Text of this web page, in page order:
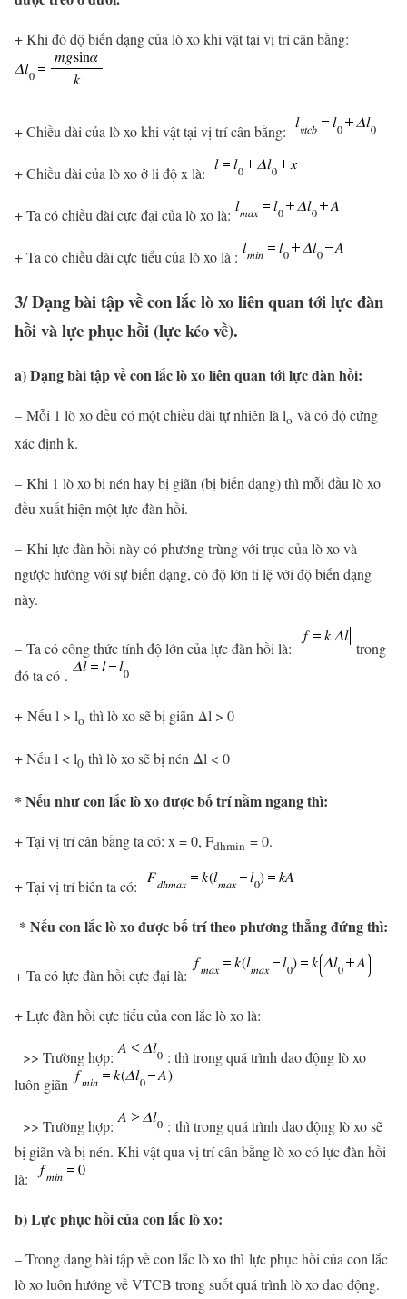
+ Khi đó dộ biến dạng của lò xo khi vật tại vị trí cân bằng:
+ Chiều dài của lò xo khi vật tại vị trí cân bằng:
+ Chiều dài của lò xo ở li độ x là:
+ Ta có chiều dài cực đại của lò xo là:
+ Ta có chiều dài cực tiểu của lò xo là :
3/ Dạng bài tập về con lắc lò xo liên quan tới lực đàn
hồi và lực phục hồi (lực kéo về).
a) Dạng bài tập về con lắc lò xo liên quan tới lực đàn hồi:
– Mỗi 1 lò xo đều có một chiều dài tự nhiên là lo và có độ cứng
xác định k.
– Khi 1 lò xo bị nén hay bị giãn (bị biến dạng) thì mỗi đầu lò xo
đều xuất hiện một lực đàn hồi.
– Khi lực đàn hồi này có phương trùng với trục của lò xo và
ngược hướng với sự biến dạng, có độ lớn tỉ lệ với độ biến dạng
này.
– Ta có công thức tính độ lớn của lực đàn hồi là:
trong
đó ta có .
+ Nếu l > lo thì lò xo sẽ bị giãn Δl > 0
+ Nếu l < l0 thì lò xo sẽ bị nén Δl < 0
* Nếu như con lắc lò xo được bố trí nằm ngang thì:
+ Tại vị trí cân bằng ta có: x = 0, Fdhmin = 0.
+ Tại vị trí biên ta có:
* Nếu con lắc lò xo được bố trí theo phương thẳng đứng thì:
+ Ta có lực đàn hồi cực đại là:
+ Lực đàn hồi cực tiểu của con lắc lò xo là:
>> Trường hợp:
: thì trong quá trình dao động lò xo
luôn giãn
>> Trường hợp:
: thì trong quá trình dao động lò xo sẽ
bị giãn và bị nén. Khi vật qua vị trí cân bằng lò xo có lực đàn hồi
là:
b) Lực phục hồi của con lắc lò xo:
– Trong dạng bài tập về con lắc lò xo thì lực phục hồi của con lắc
lò xo luôn hướng về VTCB trong suốt quá trình lò xo dao động.